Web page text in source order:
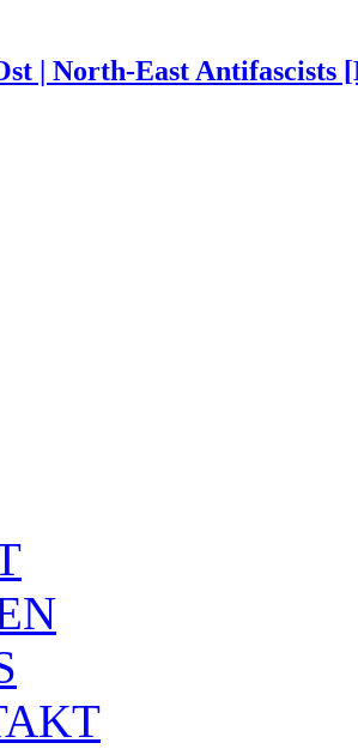
| North-East Antifascists